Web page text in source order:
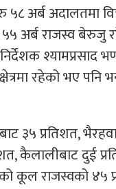
अर्ब अदालतमा
अर्ब राजस्व बेरुजु
श्यामप्रसाद
रहेको भए
३५ प्रतिशत,
कैलालीबाट दुई
कूल राजस्वको ४५